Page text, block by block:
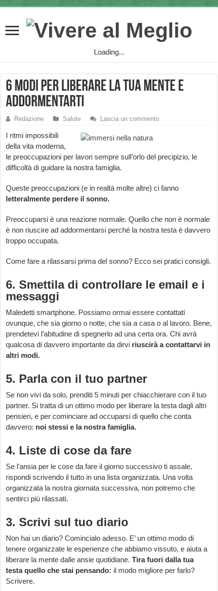
Loading...
6 modi per liberare la tua mente e
addormentarti
Redazione Salute Lascia un commento
I ritmi impossibili
della vita moderna,
le preoccupazioni per lavori sempre sull’orlo del precipizio, le
difficoltà di guidare la nostra famiglia.
Queste preoccupazioni (e in realtà molte altre) ci fanno
letteralmente perdere il sonno.
Preoccuparsi è una reazione normale. Quello che non è normale
è non riuscire ad addormentarsi perché la nostra testa è davvero
troppo occupata.
Come fare a rilassarsi prima del sonno? Ecco sei pratici consigli.
6. Smettila di controllare le email e i
messaggi
Maledetti smartphone. Possiamo ormai essere contattati
ovunque, che sia giorno o notte, che sia a casa o al lavoro. Bene,
prendetevi l’abitudine di spegnerlo ad una certa ora. Chi avrà
qualcosa di davvero importante da dirvi riuscirà a contattarvi in
altri modi.
5. Parla con il tuo partner
Se non vivi da solo, prenditi 5 minuti per chiacchierare con il tuo
partner. Si tratta di un ottimo modo per liberare la testa dagli altri
pensieri, e per cominciare ad occuparsi di quello che conta
davvero: noi stessi e la nostra famiglia.
4. Liste di cose da fare
Se l’ansia per le cose da fare il giorno successivo ti assale,
rispondi scrivendo il tutto in una lista organizzata. Una volta
organizzata la nostra giornata successiva, non potremo che
sentirci più rilassati.
3. Scrivi sul tuo diario
Non hai un diario? Comincialo adesso. E’ un ottimo modo di
tenere organizzate le esperienze che abbiamo vissuto, e aiuta a
liberare la mente dalle ansie quotidiane.Tira fuori dalla tua
testa quello che stai pensando: il modo migliore per farlo?
Scrivere.